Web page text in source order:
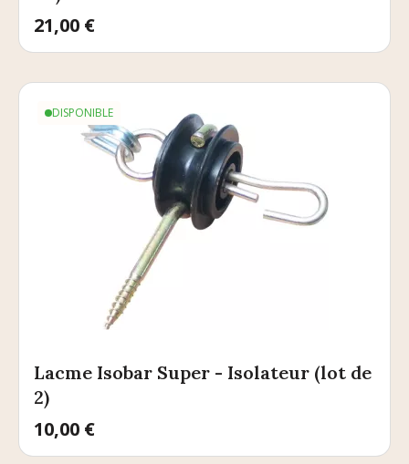
Prix
21,00 €
DISPONIBLE
Lacme Isobar Super - Isolateur (lot de
2)
Prix
10,00 €